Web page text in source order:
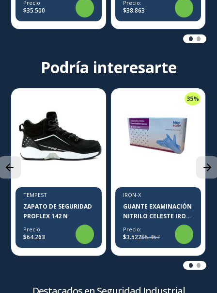
Precio:
$35.500
Precio:
$38.863
Podría interesarte
TEMPEST
ZAPATO DE SEGURIDAD
PROFLEX 142 N
Precio:
$64.263
35%
IRON-X
GUANTE EXAMINACIÓN
NITRILO CELESTE IRON-
X
Precio:
$3.522$5.457